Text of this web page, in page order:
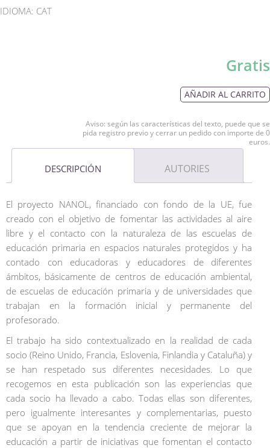
IDIOMA: CAT
Gratis
AÑADIR AL CARRITO
Aviso: según las características del texto, puede que se
pida registro previo y cerrar un pedido con importe de 0
euros.
DESCRIPCIÓN AUTORIES
El proyecto NANOL, financiado con fondo de la UE, fue
creado con el objetivo de fomentar las actividades al aire
libre y el contacto con la naturaleza de las escuelas de
educación primaria en espacios naturales protegidos y ha
contado con educadoras y educadores de diferentes
ámbitos, básicamente de centros de educación ambiental,
de escuelas de educación primaria y de universidades que
trabajan en la formación inicial y permanente del
profesorado.
El trabajo ha sido contextualizado en la realidad de cada
socio (Reino Unido, Francia, Eslovenia, Finlandia y Cataluña) y
se han respetado sus diferentes necesidades. Lo que
recogemos en esta publicación son las experiencias que
cada socio ha llevado a cabo. Todas ellas son diferentes,
pero igualmente interesantes y complementarias, puesto
que se apoyan en la tendencia creciente de mejorar la
educación a partir de iniciativas que fomentan el contacto